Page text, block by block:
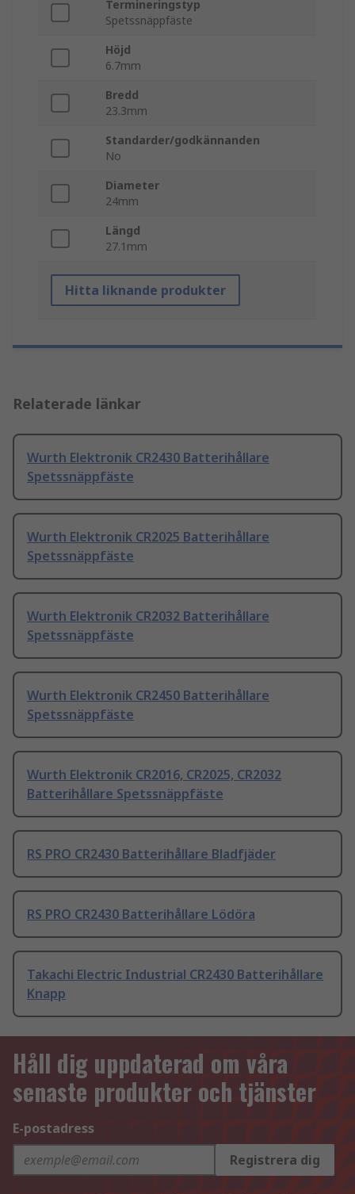
Termineringstyp
Spetssnäppfäste
Höjd
6.7mm
Bredd
23.3mm
Standarder/godkännanden
No
Diameter
24mm
Längd
27.1mm
Hitta liknande produkter
Relaterade länkar
Wurth Elektronik CR2430 Batterihållare
Spetssnäppfäste
Wurth Elektronik CR2025 Batterihållare
Spetssnäppfäste
Wurth Elektronik CR2032 Batterihållare
Spetssnäppfäste
Wurth Elektronik CR2450 Batterihållare
Spetssnäppfäste
Wurth Elektronik CR2016, CR2025, CR2032
Batterihållare Spetssnäppfäste
RS PRO CR2430 Batterihållare Bladfjäder
RS PRO CR2430 Batterihållare Lödöra
Takachi Electric Industrial CR2430 Batterihållare
Knapp
Håll dig uppdaterad om våra
senaste produkter och tjänster
E-postadress
Registrera dig